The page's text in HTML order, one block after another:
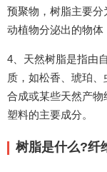
预聚物，树脂主要
动植物分泌出的物体
4、天然树脂是指由
质，如松香、琥珀
合成或某些天然产
塑料的主要成分。
树脂是什么?纤